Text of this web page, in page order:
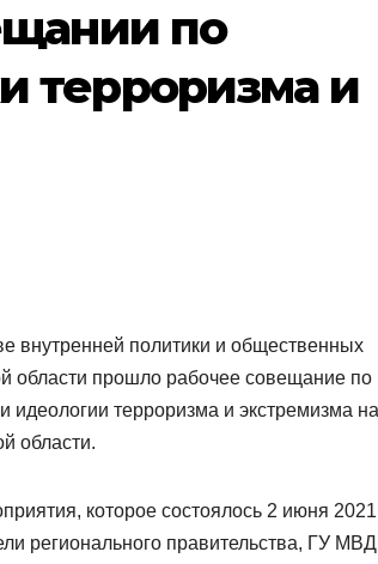
по
терроризма и
внутренней политики и общественных
области прошло рабочее совещание по
идеологии терроризма и экстремизма на
области.
которое состоялось 2 июня 2021
регионального правительства, ГУ МВД